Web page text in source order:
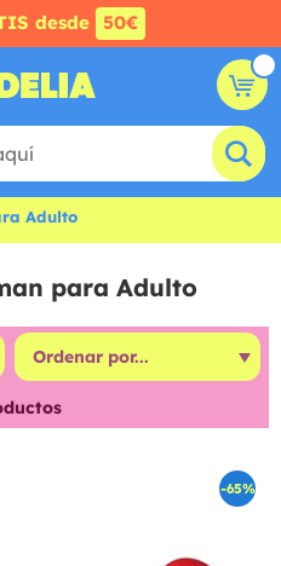
desde 50€
Adulto
para Adulto
-65%